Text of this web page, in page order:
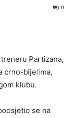
0
Partizana,
crno-bijelima,
klubu.
se na